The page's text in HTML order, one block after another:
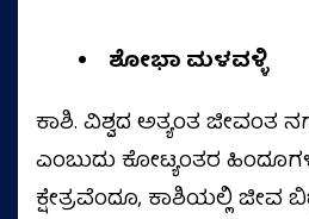
ಶೋಭಾ ಮಳವಳ್ಳಿ
ಕಾಶಿ. ವಿಶ್ವದ ಅತ್ಯಂತ ಜೀವಂತ
ಎಂಬುದು ಕೋಟ್ಯಂತರ
ಕ್ಷೇತ್ರವೆಂದೂ, ಕಾಶಿಯಲ್ಲಿ ಜೀವ